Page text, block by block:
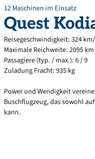
12 Maschinen im Einsatz
Quest
Reisegeschwindigkeit: 324
Maximale Reichweite: 2095 km
Passagiere (typ. / max.): 6 / 9
Zuladung Fracht: 935 kg
Power und Wendigkeit
Buschflugzeug, das sowohl
kann.